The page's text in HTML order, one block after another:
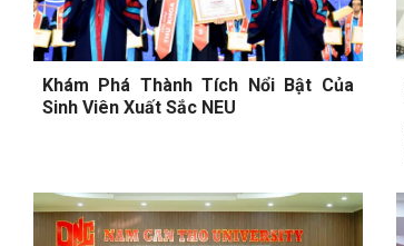
Khám Phá Thành Tích Nổi Bật Của
Sinh Viên Xuất Sắc NEU